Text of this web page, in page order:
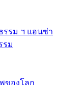
รม ฯ แอนซ่า
รม
ของโลก